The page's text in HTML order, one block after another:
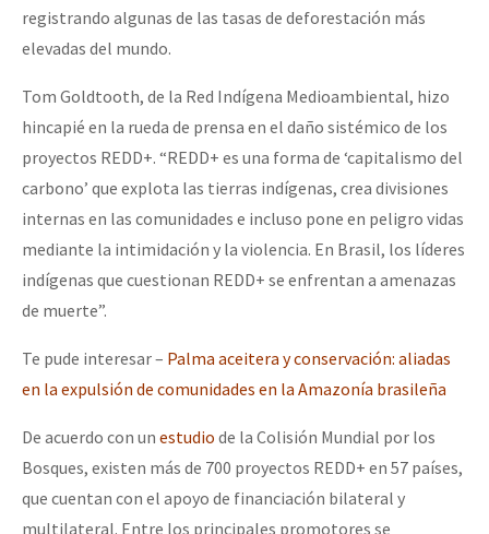
registrando algunas de las tasas de deforestación más
elevadas del mundo.
Tom Goldtooth, de la Red Indígena Medioambiental, hizo
hincapié en la rueda de prensa en el daño sistémico de los
proyectos REDD+. “REDD+ es una forma de ‘capitalismo del
carbono’ que explota las tierras indígenas, crea divisiones
internas en las comunidades e incluso pone en peligro vidas
mediante la intimidación y la violencia. En Brasil, los líderes
indígenas que cuestionan REDD+ se enfrentan a amenazas
de muerte”.
Te pude interesar – Palma aceitera y conservación: aliadas
en la expulsión de comunidades en la Amazonía brasileña
De acuerdo con un estudio de la Colisión Mundial por los
Bosques, existen más de 700 proyectos REDD+ en 57 países,
que cuentan con el apoyo de financiación bilateral y
multilateral. Entre los principales promotores se